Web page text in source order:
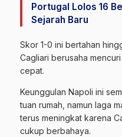
Portugal Lolos 16
Sejarah Baru
Skor 1-0 ini bertahan
Cagliari berusaha
cepat.
Keunggulan Napoli ini
tuan rumah, namun laga
terus meningkat karena
cukup berbahaya.